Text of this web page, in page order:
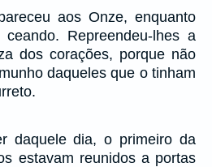
aos Onze, enquanto
Repreendeu-lhes a
dos corações, porque não
daqueles que o tinham
daquele dia, o primeiro da
estavam reunidos a portas